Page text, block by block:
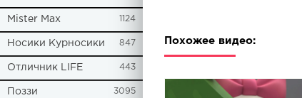
Mister Max 1124
Носики Курносики 847
Отличник LIFE 443
Поззи 3095
Похожее видео: